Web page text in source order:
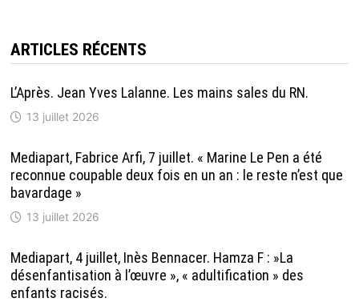
ARTICLES RÉCENTS
L’Après. Jean Yves Lalanne. Les mains sales du RN.
13 juillet 2026
Mediapart, Fabrice Arfi, 7 juillet. « Marine Le Pen a été
reconnue coupable deux fois en un an : le reste n’est que
bavardage »
13 juillet 2026
Mediapart, 4 juillet, Inès Bennacer. Hamza F : »La
désenfantisation à l’œuvre », « adultification » des
enfants racisés.